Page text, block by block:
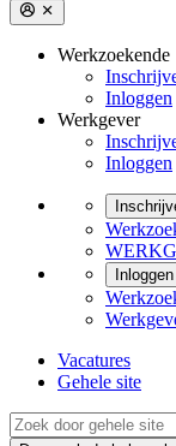
Werkzoekende
Inloggen
Werkgever
Inloggen
Inloggen
Vacatures
Gehele site